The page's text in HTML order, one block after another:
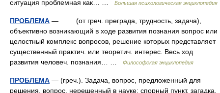
ситуация проблемная как… … Большая психологическая энциклопедия
ПРОБЛЕМА — (от греч. преграда, трудность, задача),
объективно возникающий в ходе развития познания вопрос или
целостный комплекс вопросов, решение которых представляет
существенный практич. или теоретич. интерес. Весь ход
развития человеч. познания… …
Философская энциклопедия
ПРОБЛЕМА — (греч.). Задача, вопрос, предложенный для
решения, вопрос, нерешенный в науке; спорный пункт, загадка,